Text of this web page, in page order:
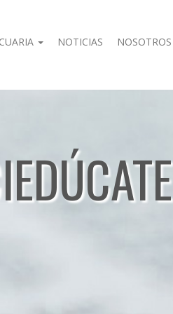
NOTICIAS NOSOTROS